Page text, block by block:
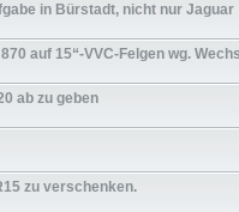
in Bürstadt, nicht nur Jaguar
auf 15“-VVC-Felgen wg.
ab zu geben
zu verschenken.